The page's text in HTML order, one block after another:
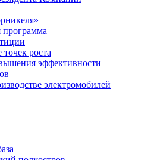
программа
роста
эффективности
электромобилей